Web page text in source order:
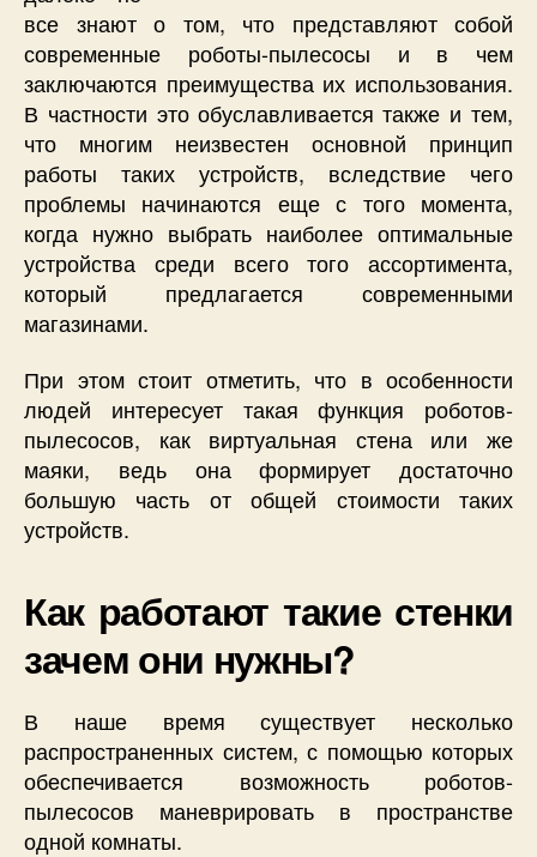
все знают о том, что представляют собой
современные роботы-пылесосы и в чем
заключаются преимущества их использования.
В частности это обуславливается также и тем,
что многим неизвестен основной принцип
работы таких устройств, вследствие чего
проблемы начинаются еще с того момента,
когда нужно выбрать наиболее оптимальные
устройства среди всего того ассортимента,
который предлагается современными
магазинами.
При этом стоит отметить, что в особенности
людей интересует такая функция роботов-
пылесосов, как виртуальная стена или же
маяки, ведь она формирует достаточно
большую часть от общей стоимости таких
устройств.
Как работают такие стенки
зачем они нужны?
В наше время существует несколько
распространенных систем, с помощью которых
обеспечивается возможность роботов-
пылесосов маневрировать в пространстве
одной комнаты.